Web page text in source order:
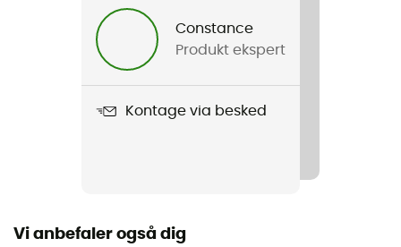
Constance
Produkt ekspert
Kontage via besked
Vi anbefaler også dig